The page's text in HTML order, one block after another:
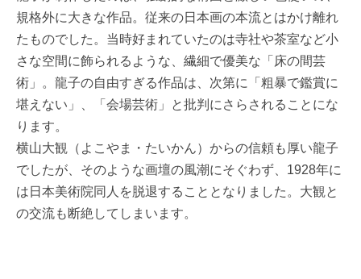
規格外に大きな作品。従来の日本画の本流とはかけ離れ
たものでした。当時好まれていたのは寺社や茶室など小
さな空間に飾られるような、繊細で優美な「床の間芸
術」。龍子の自由すぎる作品は、次第に「粗暴で鑑賞に
堪えない」、「会場芸術」と批判にさらされることにな
ります。
横山大観（よこやま・たいかん）からの信頼も厚い龍子
でしたが、そのような画壇の風潮にそぐわず、1928年に
は日本美術院同人を脱退することとなりました。大観と
の交流も断絶してしまいます。